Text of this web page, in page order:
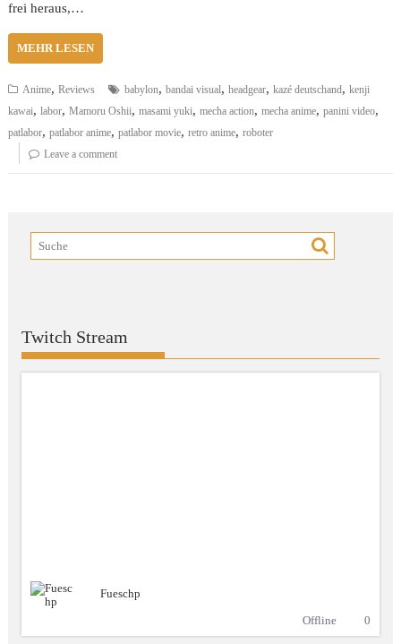
frei heraus,…
MEHR LESEN
Anime,Reviews babylon,bandai visual,headgear,kazé deutschand,kenji
kawai,labor,Mamoru Oshii,masami yuki,mecha action,mecha anime,panini video,
patlabor,patlabor anime,patlabor movie,retro anime,roboter
Leave a comment
Twitch Stream
Fueschp
Offline
0